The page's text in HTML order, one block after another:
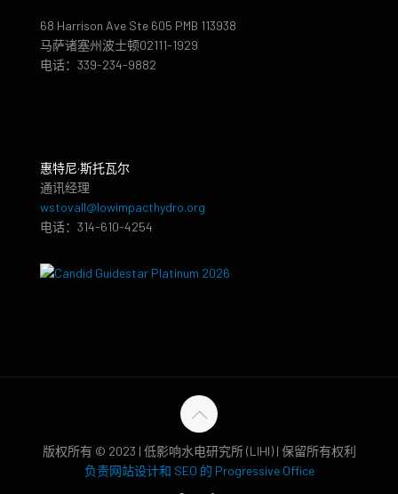
68 Harrison Ave Ste 605 PMB 113938
马萨诸塞州波士顿02111-1929
电话：339-234-9882
惠特尼·斯托瓦尔
通讯经理
wstovall@lowimpacthydro.org
电话：314-610-4254
版权所有 © 2023 | 低影响水电研究所 (LIHI) | 保留所有权利
负责网站设计和 SEO 的 Progressive Office